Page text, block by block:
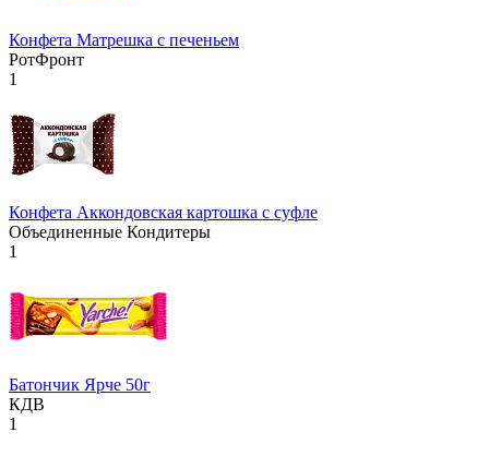
Конфета Матрешка с печеньем
РотФронт
1
Конфета Аккондовская картошка с суфле
Объединенные Кондитеры
1
Батончик Ярче 50г
КДВ
1